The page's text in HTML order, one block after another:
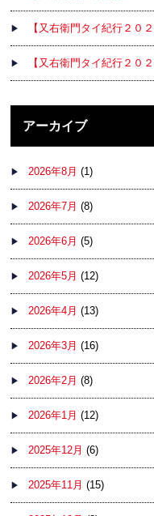
【又右衛門タイ紀行２０
【又右衛門タイ紀行２０
アーカイブ
2026年8月 (1)
2026年7月 (8)
2026年6月 (5)
2026年5月 (12)
2026年4月 (13)
2026年3月 (16)
2026年2月 (8)
2026年1月 (12)
2025年12月 (6)
2025年11月 (15)